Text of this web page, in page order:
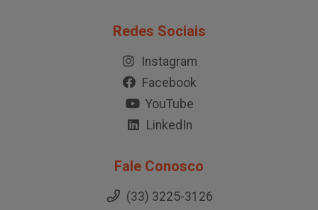
Redes Sociais
Instagram
Facebook
YouTube
LinkedIn
Fale Conosco
(33) 3225-3126